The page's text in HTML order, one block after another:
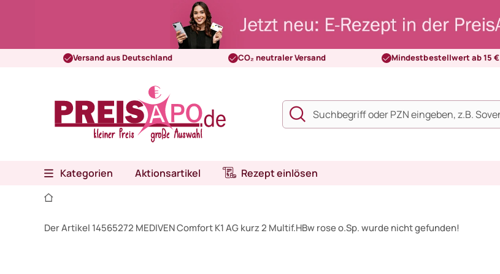
Versand aus Deutschland CO₂ neutraler Versand Mindestbestellwert ab 15 €
Kategorien Aktionsartikel Rezept einlösen
Der Artikel 14565272 MEDIVEN Comfort K1 AG kurz 2 Multif.HBw rose o.Sp. wurde nicht gefunden!